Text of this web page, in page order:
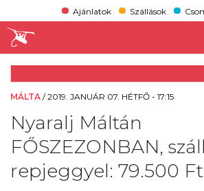
Ajánlatok Szállások
MÁLTA /2019. JANUÁR 07. HÉTFŐ - 17:15
Nyaralj Máltán
FŐSZEZONBAN,
repjeggyel: 79.500